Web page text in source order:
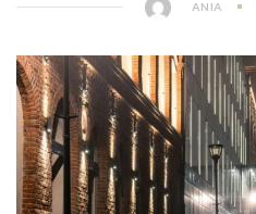
ANIA